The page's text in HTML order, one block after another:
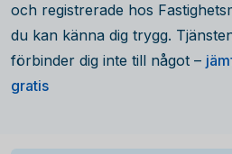
och registrerade hos
du kan känna dig trygg.
förbinder dig inte till något –
gratis